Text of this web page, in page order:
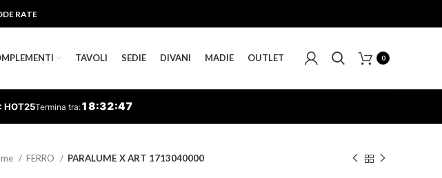
RATE
TAVOLI SEDIE DIVANI MADIE OUTLET 0
HOT25Termina tra:18:32:46
FERRO PARALUME X ART 1713040000